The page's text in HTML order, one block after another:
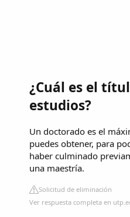
¿Cuál es el
estudios?
Un doctorado es el
puedes obtener, para
haber culminado
una maestría.
Solicitud de eliminación
Ver respuesta completa en